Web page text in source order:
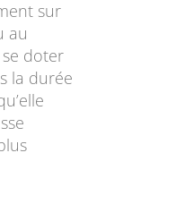
sur
au
doter
la durée